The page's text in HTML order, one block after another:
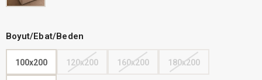
Boyut/Ebat/Beden
100x200 120x200 160x200 180x200